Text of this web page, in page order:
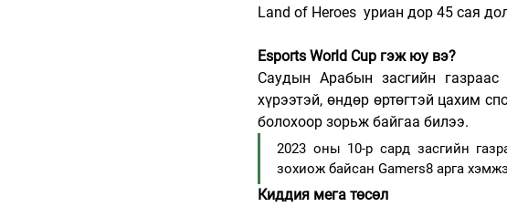
Land of Heroes  уриан дор 45 сая
Esports World Cup гэж юу вэ?
Саудын Арабын засгийн
хүрээтэй, өндөр өртөгтэй цахим
болохоор зорьж байгаа билээ.
2023 оны 10-р сард засгийн
зохиож байсан Gamers8 арга
Киддия мега төсөл